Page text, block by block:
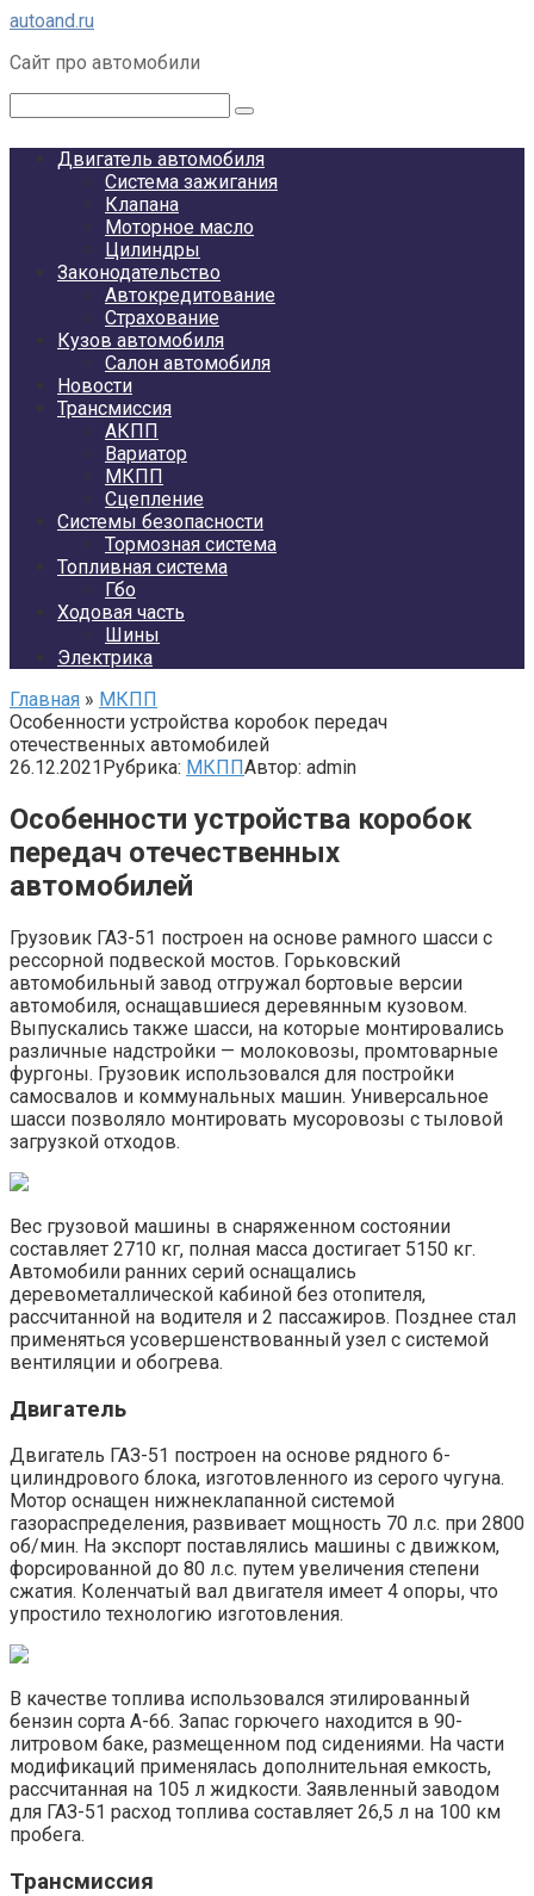
Перейти
контенту
autoand.ru
Сайт про автомобили
Двигатель автомобиля
Система зажигания
Клапана
Моторное масло
Цилиндры
Законодательство
Автокредитование
Страхование
Кузов автомобиля
Салон автомобиля
Новости
Трансмиссия
АКПП
Вариатор
МКПП
Сцепление
Системы безопасности
Тормозная система
Топливная система
Гбо
Ходовая часть
Шины
Электрика
Главная » МКПП
Особенности устройства коробок передач
отечественных автомобилей
26.12.2021Рубрика: МКППАвтор: admin
Особенности устройства коробок
передач отечественных
автомобилей
Грузовик ГАЗ-51 построен на основе рамного шасси с
рессорной подвеской мостов. Горьковский
автомобильный завод отгружал бортовые версии
автомобиля, оснащавшиеся деревянным кузовом.
Выпускались также шасси, на которые монтировались
различные надстройки — молоковозы, промтоварные
фургоны. Грузовик использовался для постройки
самосвалов и коммунальных машин. Универсальное
шасси позволяло монтировать мусоровозы с тыловой
загрузкой отходов.
Вес грузовой машины в снаряженном состоянии
составляет 2710 кг, полная масса достигает 5150 кг.
Автомобили ранних серий оснащались
деревометаллической кабиной без отопителя,
рассчитанной на водителя и 2 пассажиров. Позднее стал
применяться усовершенствованный узел с системой
вентиляции и обогрева.
Двигатель
Двигатель ГАЗ-51 построен на основе рядного 6-
цилиндрового блока, изготовленного из серого чугуна.
Мотор оснащен нижнеклапанной системой
газораспределения, развивает мощность 70 л.с. при 2800
об/мин. На экспорт поставлялись машины с движком,
форсированной до 80 л.с. путем увеличения степени
сжатия. Коленчатый вал двигателя имеет 4 опоры, что
упростило технологию изготовления.
В качестве топлива использовался этилированный
бензин сорта А-66. Запас горючего находится в 90-
литровом баке, размещенном под сидениями. На части
модификаций применялась дополнительная емкость,
рассчитанная на 105 л жидкости. Заявленный заводом
для ГАЗ-51 расход топлива составляет 26,5 л на 100 км
пробега.
Трансмиссия